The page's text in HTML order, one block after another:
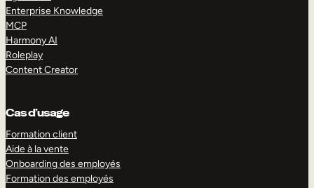
Enterprise Knowledge
MCP
Harmony AI
Roleplay
Content Creator
Cas d’usage
Formation client
Aide à la vente
Onboarding des employés
Formation des employés